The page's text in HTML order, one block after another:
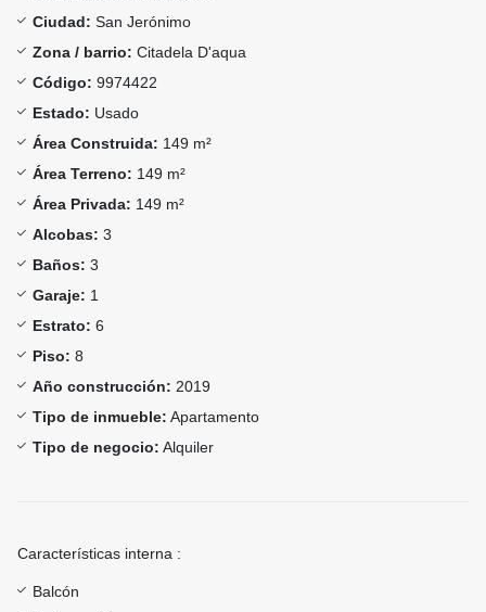
Ciudad: San Jerónimo
Zona / barrio: Citadela D'aqua
Código: 9974422
Estado: Usado
Área Construida: 149 m²
Área Terreno: 149 m²
Área Privada: 149 m²
Alcobas: 3
Baños: 3
Garaje: 1
Estrato: 6
Piso: 8
Año construcción: 2019
Tipo de inmueble: Apartamento
Tipo de negocio: Alquiler
Características interna :
Balcón